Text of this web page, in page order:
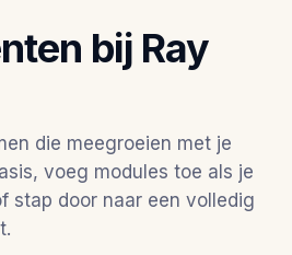
bij Ray
die meegroeien met je
voeg modules toe als je
stap door naar een volledig